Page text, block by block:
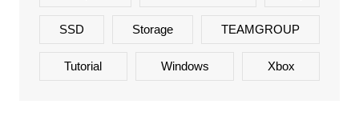
SSD Storage TEAMGROUP
Tutorial Windows Xbox